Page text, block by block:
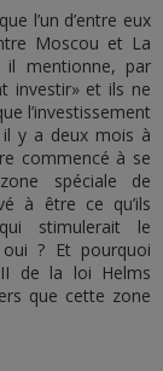
l’un d’entre eux
Moscou et La
il mentionne, par
investir» et ils ne
l’investissement
il y a deux mois à
commencé à se
spéciale de
à être ce qu’ils
stimulerait le
oui ? Et pourquoi
de la loi Helms
que cette zone